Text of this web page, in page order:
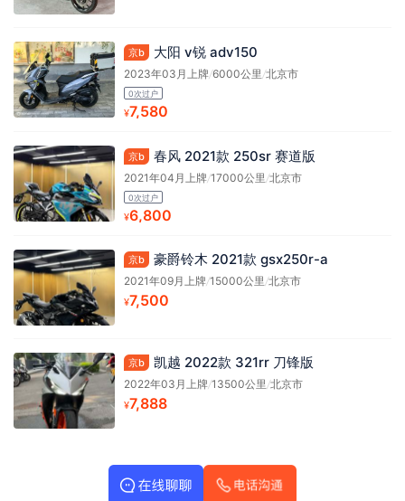
京b 大阳 v锐 adv150
2023年03月上牌/6000公里 /北京市
0次过户
¥7,580
京b 春风 2021款 250sr 赛道版
2021年04月上牌/17000公里 /北京市
0次过户
¥6,800
京b 豪爵铃木 2021款 gsx250r-a
2021年09月上牌/15000公里/北京市
¥7,500
京b 凯越 2022款 321rr 刀锋版
2022年03月上牌/13500公里/北京市
¥7,888